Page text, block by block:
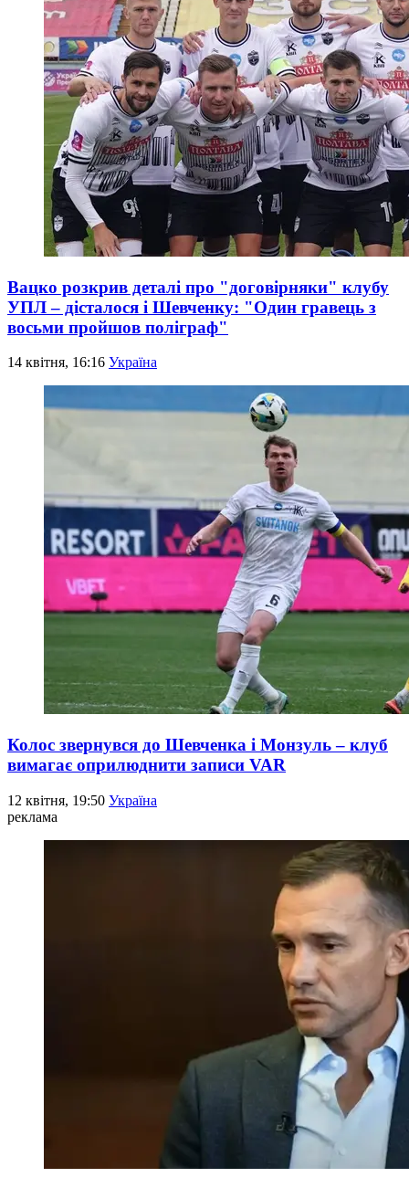
Вацко розкрив деталі про "договірняки" клубу
УПЛ – дісталося і Шевченку: "Один гравець з
восьми пройшов поліграф"
14 квітня, 16:16 Україна
Колос звернувся до Шевченка і Монзуль – клуб
вимагає оприлюднити записи VAR
12 квітня, 19:50 Україна
реклама